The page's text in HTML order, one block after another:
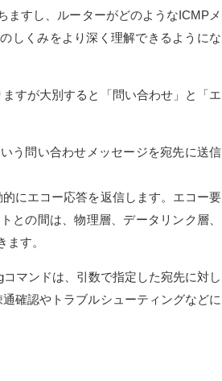
ますし、ルーターがどのようなICMPメ
しくみをより深く理解できるようにな
すが大別すると「問い合わせ」と「エ
う問い合わせメッセージを宛先に送信
にエコー応答を返信します。エコー要
との間は、物理層、データリンク層、
す。
マンドは、引数で指定した宛先に対し
確認やトラブルシューティングなどに